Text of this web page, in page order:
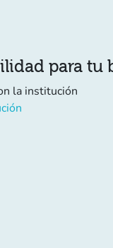
para tu
la institución